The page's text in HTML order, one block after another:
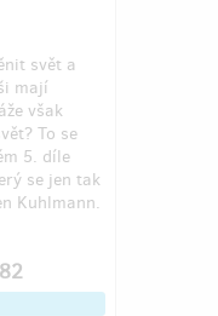
svět a
mají
však
To se
5. díle
se jen tak
Kuhlmann.